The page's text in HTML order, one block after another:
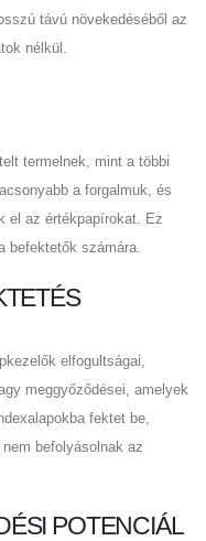
távú növekedéséből az
nélkül.
termelnek, mint a többi
a forgalmuk, és
el az értékpapírokat. Ez
befektetők számára.
elfogultságai,
meggyőződései, amelyek
fektet be,
befolyásolnak az
POTENCIÁL